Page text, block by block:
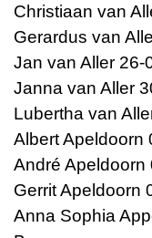
Christiaan van
Gerardus van
Jan van Aller 26-
Janna van Aller
Lubertha van
Albert Apeldoorn
André Apeldoorn
Gerrit Apeldoorn
Anna Sophia